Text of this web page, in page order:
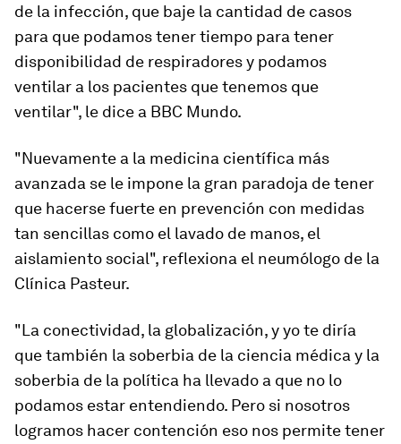
de la infección, que baje la cantidad de casos
para que podamos tener tiempo para tener
disponibilidad de respiradores y podamos
ventilar a los pacientes que tenemos que
ventilar", le dice a BBC Mundo.
"Nuevamente a la medicina científica más
avanzada se le impone la gran paradoja de tener
que hacerse fuerte en prevención con medidas
tan sencillas como el lavado de manos, el
aislamiento social", reflexiona el neumólogo de la
Clínica Pasteur.
"La conectividad, la globalización, y yo te diría
que también la soberbia de la ciencia médica y la
soberbia de la política ha llevado a que no lo
podamos estar entendiendo. Pero si nosotros
logramos hacer contención eso nos permite tener